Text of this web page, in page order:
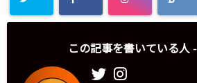
この記事を書いている人 -